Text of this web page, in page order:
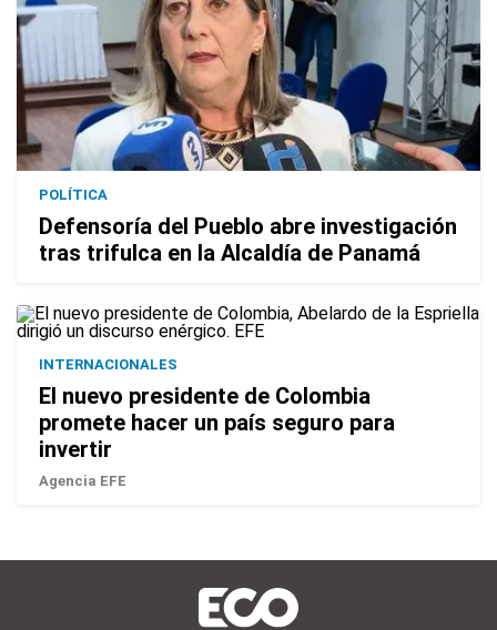
POLÍTICA
Defensoría del Pueblo abre investigación
tras trifulca en la Alcaldía de Panamá
INTERNACIONALES
El nuevo presidente de Colombia
promete hacer un país seguro para
invertir
Agencia EFE